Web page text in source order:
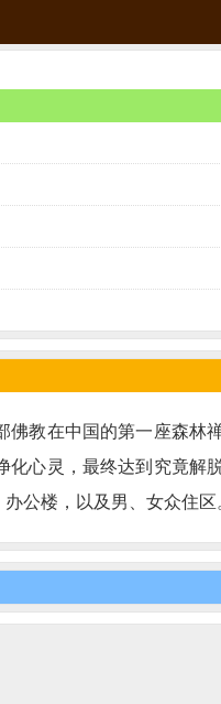
佛教在中国的第一座森林
化心灵，最终达到究竟解
公楼，以及男、女众住区